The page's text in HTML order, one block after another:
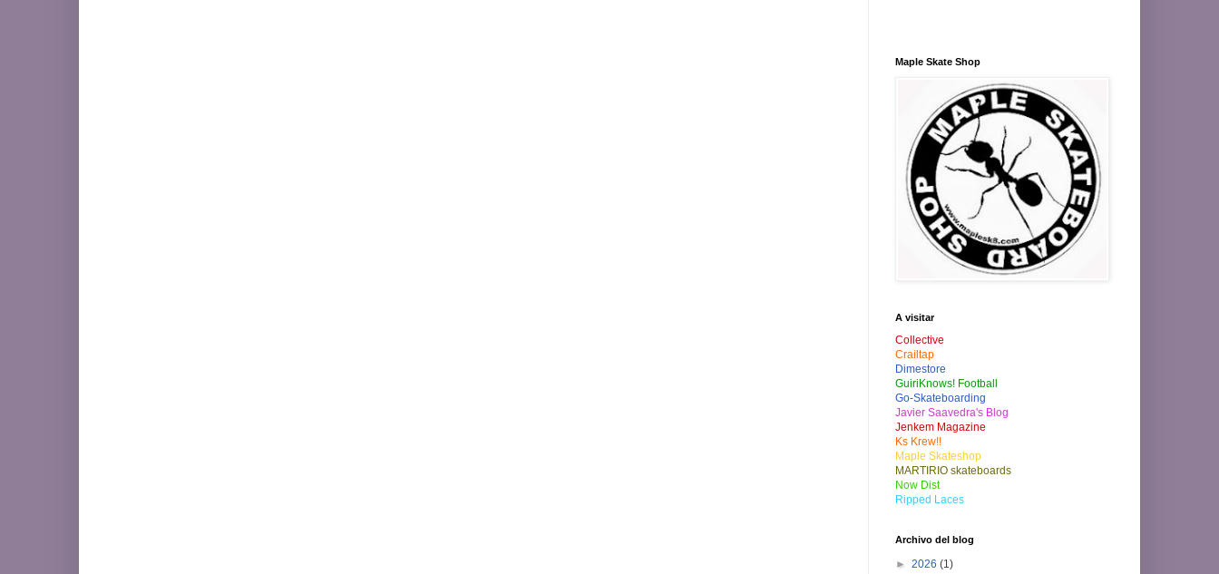
Maple Skate Shop
A visitar
Collective
Crailtap
Dimestore
GuiriKnows! Football
Go-Skateboarding
Javier Saavedra's Blog
Jenkem Magazine
Ks Krew!!
Maple Skateshop
MARTIRIO skateboards
Now Dist
Ripped Laces
Archivo del blog
► 2026 (1)